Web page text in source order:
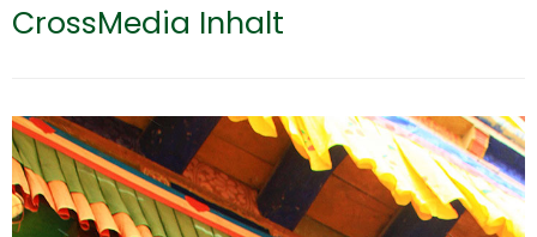
CrossMedia Inhalt